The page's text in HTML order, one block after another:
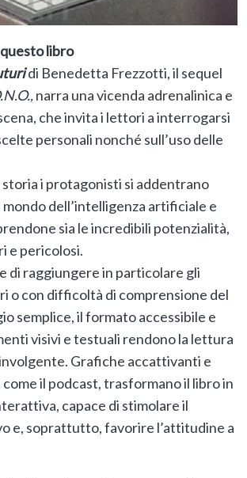
libro
di Benedetta Frezzotti, il sequel
narra una vicenda adrenalinica e
che invita i lettori a interrogarsi
personali nonché sull’uso delle
storia i protagonisti si addentrano
mondo dell’intelligenza artificiale e
sia le incredibili potenzialità,
e pericolosi.
di raggiungere in particolare gli
o con difficoltà di comprensione del
semplice, il formato accessibile e
visivi e testuali rendono la lettura
Grafiche accattivanti e
il podcast, trasformano il libro in
capace di stimolare il
e, soprattutto, favorire l’attitudine a